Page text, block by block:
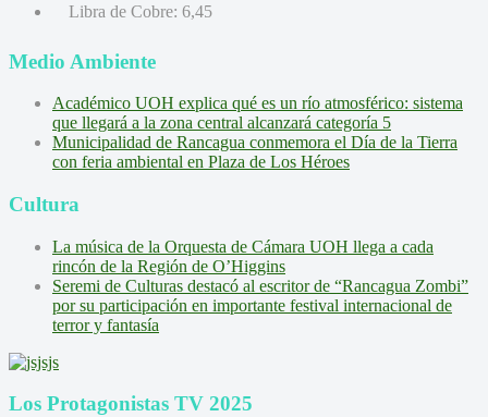
Libra de Cobre: 6,45
Medio Ambiente
Académico UOH explica qué es un río atmosférico: sistema
que llegará a la zona central alcanzará categoría 5
Municipalidad de Rancagua conmemora el Día de la Tierra
con feria ambiental en Plaza de Los Héroes
Cultura
La música de la Orquesta de Cámara UOH llega a cada
rincón de la Región de O’Higgins
Seremi de Culturas destacó al escritor de “Rancagua Zombi”
por su participación en importante festival internacional de
terror y fantasía
Los Protagonistas TV 2025